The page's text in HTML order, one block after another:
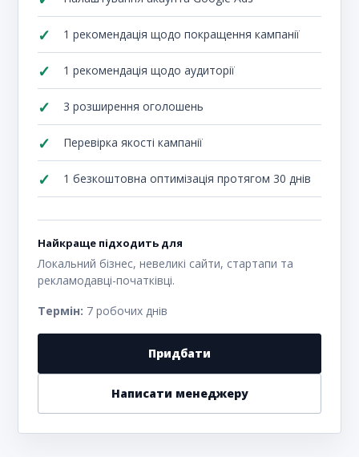
1 рекомендація щодо покращення кампанії
1 рекомендація щодо аудиторії
3 розширення оголошень
Перевірка якості кампанії
1 безкоштовна оптимізація протягом 30 днів
Найкраще підходить для
Локальний бізнес, невеликі сайти, стартапи та
рекламодавці-початківці.
Термін: 7 робочих днів
Придбати
Написати менеджеру